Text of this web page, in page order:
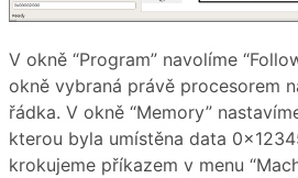
V okně “Program” navolíme
okně vybraná právě procesorem
řádka. V okně “Memory”
kterou byla umístěna data
krokujeme příkazem v menu